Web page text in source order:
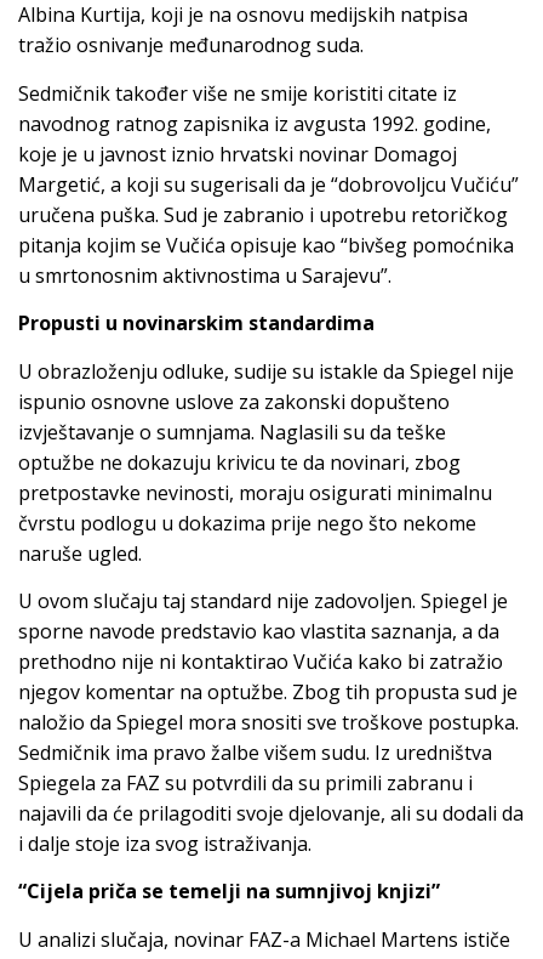
Albina Kurtija, koji je na osnovu medijskih natpisa
tražio osnivanje međunarodnog suda.
Sedmičnik također više ne smije koristiti citate iz
navodnog ratnog zapisnika iz avgusta 1992. godine,
koje je u javnost iznio hrvatski novinar Domagoj
Margetić, a koji su sugerisali da je “dobrovoljcu Vučiću”
uručena puška. Sud je zabranio i upotrebu retoričkog
pitanja kojim se Vučića opisuje kao “bivšeg pomoćnika
u smrtonosnim aktivnostima u Sarajevu”.
Propusti u novinarskim standardima
U obrazloženju odluke, sudije su istakle da Spiegel nije
ispunio osnovne uslove za zakonski dopušteno
izvještavanje o sumnjama. Naglasili su da teške
optužbe ne dokazuju krivicu te da novinari, zbog
pretpostavke nevinosti, moraju osigurati minimalnu
čvrstu podlogu u dokazima prije nego što nekome
naruše ugled.
U ovom slučaju taj standard nije zadovoljen. Spiegel je
sporne navode predstavio kao vlastita saznanja, a da
prethodno nije ni kontaktirao Vučića kako bi zatražio
njegov komentar na optužbe. Zbog tih propusta sud je
naložio da Spiegel mora snositi sve troškove postupka.
Sedmičnik ima pravo žalbe višem sudu. Iz uredništva
Spiegela za FAZ su potvrdili da su primili zabranu i
najavili da će prilagoditi svoje djelovanje, ali su dodali da
i dalje stoje iza svog istraživanja.
“Cijela priča se temelji na sumnjivoj knjizi”
U analizi slučaja, novinar FAZ-a Michael Martens ističe